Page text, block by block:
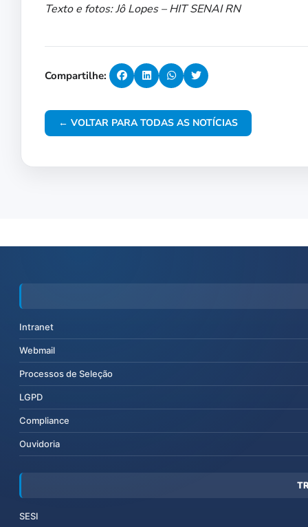
Texto e fotos: Jô Lopes – HIT SENAI RN
Compartilhe:
← VOLTAR PARA TODAS AS NOTÍCIAS
Intranet
Webmail
Processos de Seleção
LGPD
Compliance
Ouvidoria
SESI